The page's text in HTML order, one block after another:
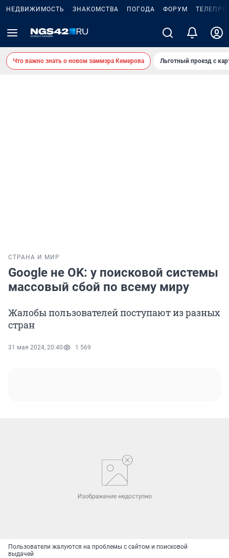
НЕДВИЖИМОСТЬ ЗНАКОМСТВА ПОГОДА ФОРУМ
Что важно знать о новом заммэра Кемерова Льготный проезд с
СТРАНА И МИР
Google не OK: у поисковой системы
массовый сбой по всему миру
Жалобы пользователей поступают из разных
стран
31 мая 2024, 20:40 1 569
Пользователи жалуются на проблемы с сайтом и поисковой
выдачей